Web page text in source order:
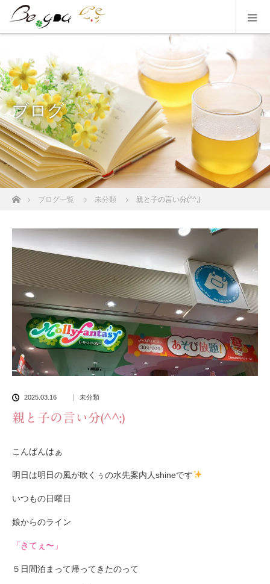
ブログ
ホームブログ一覧 未分類 親と子の言い分(^^;)
2025.03.16 未分類
親と子の言い分(^^;)
こんばんはぁ
明日は明日の風が吹くぅの水先案内人shineです
いつもの日曜日
娘からのライン
「きてぇ〜」
５日間泊まって帰ってきたのって